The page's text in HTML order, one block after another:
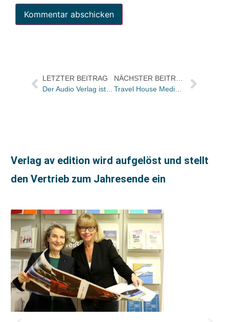
LETZTER BEITRAG
Der Audio Verlag ist umgezogen
NÄCHSTER BEITRAG
Travel House Media: Neue Reihe „Merian aktiv“
Verlag av edition wird aufgelöst und stellt
den Vertrieb zum Jahresende ein